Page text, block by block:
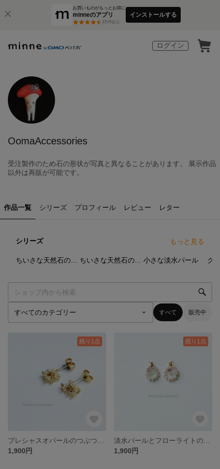
お買いものがもっとお得に
minneのアプリ
3万件以上
インストールする
ログイン
OomaAccessories
受注製作のため石の形状が写真と異なることがあります。 展示作品
以外は再販が可能です。
作品一覧 シリーズ プロフィール レビュー レター
シリーズ もっと見る
小さな淡水パール ク
すべて 販売中
残り1点
1,900円
残り1点
1,900円